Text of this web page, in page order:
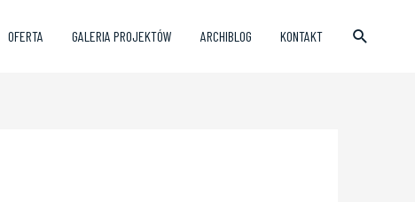
OFERTA GALERIA PROJEKTÓW ARCHIBLOG KONTAKT